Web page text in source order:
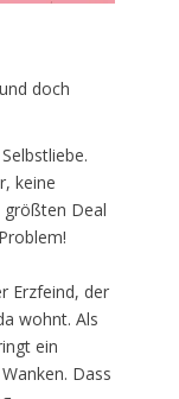
doch
keine
größten Deal
Erzfeind, der
wohnt. Als
ein
Dass